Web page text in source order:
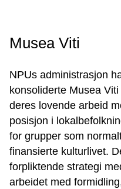
Musea Viti
NPUs administrasjon
konsoliderte Musea
deres lovende arbeid
posisjon i
for grupper som
finansierte kulturlivet.
forpliktende strategi
arbeidet med